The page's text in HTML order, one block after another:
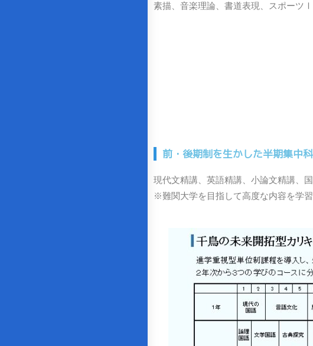
素描、音楽理論、書道表現、スポーツ
前・後期制を生かした半期集中
現代文精講、英語精講、小論文精講、
※難関大学を目指して高度な内容を学